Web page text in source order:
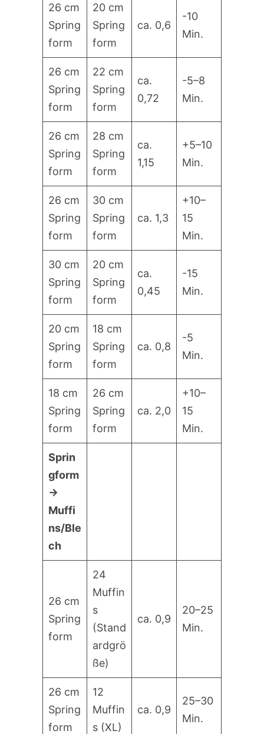
26 cm
Spring
form
20 cm
Spring
form
ca. 0,6
-10
Min.
26 cm
Spring
form
22 cm
Spring
form
ca.
0,72
-5–8
Min.
26 cm
Spring
form
28 cm
Spring
form
ca.
1,15
+5–10
Min.
26 cm
Spring
form
30 cm
Spring
form
ca. 1,3
+10–
15
Min.
30 cm
Spring
form
20 cm
Spring
form
ca.
0,45
-15
Min.
20 cm
Spring
form
18 cm
Spring
form
ca. 0,8
-5
Min.
18 cm
Spring
form
26 cm
Spring
form
ca. 2,0
+10–
15
Min.
Sprin
gform
→
Muffi
ns/Ble
ch
26 cm
Spring
form
24
Muffin
s
(Stand
ardgrö
ße)
ca. 0,9
20–25
Min.
26 cm
Spring
form
12
Muffin
s (XL)
ca. 0,9
25–30
Min.